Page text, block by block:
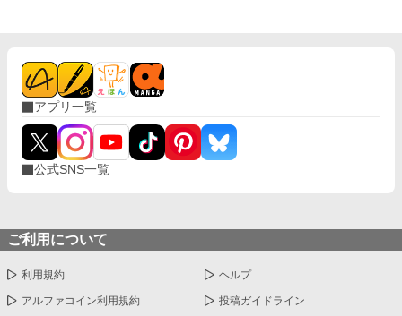
アプリ一覧
公式SNS一覧
ご利用について
利用規約 ヘルプ
アルファコイン利用規約 投稿ガイドライン